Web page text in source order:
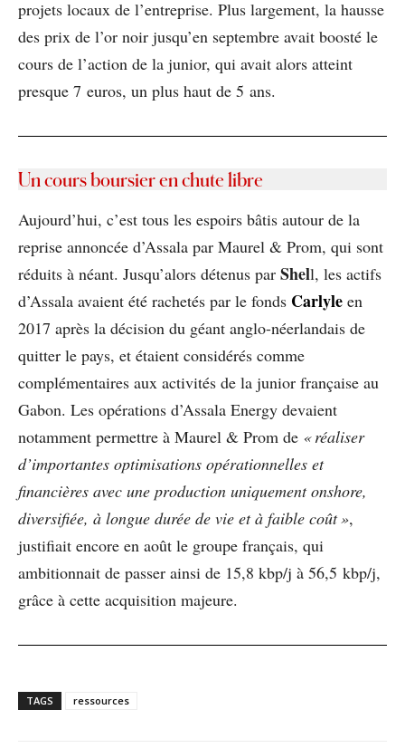
projets locaux de l’entreprise. Plus largement, la hausse
des prix de l’or noir jusqu’en septembre avait boosté le
cours de l’action de la junior, qui avait alors atteint
presque 7 euros, un plus haut de 5 ans.
Un cours boursier en chute libre
Aujourd’hui, c’est tous les espoirs bâtis autour de la
reprise annoncée d’Assala par Maurel & Prom, qui sont
réduits à néant. Jusqu’alors détenus par Shell, les actifs
d’Assala avaient été rachetés par le fonds Carlyle en
2017 après la décision du géant anglo-néerlandais de
quitter le pays, et étaient considérés comme
complémentaires aux activités de la junior française au
Gabon. Les opérations d’Assala Energy devaient
notamment permettre à Maurel & Prom de « réaliser
d’importantes optimisations opérationnelles et
financières avec une production uniquement onshore,
diversifiée, à longue durée de vie et à faible coût »,
justifiait encore en août le groupe français, qui
ambitionnait de passer ainsi de 15,8 kbp/j à 56,5 kbp/j,
grâce à cette acquisition majeure.
TAGS ressources